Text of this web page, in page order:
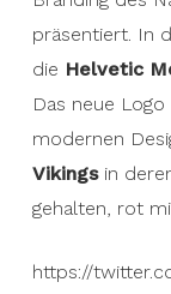
präsentiert. In
die Helvetic
Das neue
modernen
Vikingsin
gehalten, rot
https://